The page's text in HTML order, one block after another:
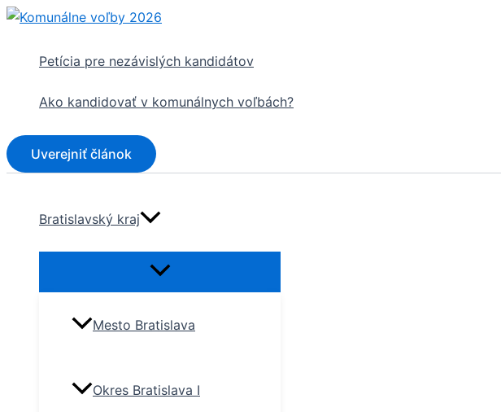
Preskočiť
obsahPetícia pre nezávislých kandidátov
Ako kandidovať v komunálnych voľbách?
Uverejniť článok
Bratislavský kraj
Mesto Bratislava
Okres Bratislava I